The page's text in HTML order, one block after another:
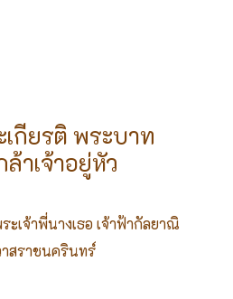
กียรติ พระบาท
ล้าเจ้าอยู่หัว
เจ้าพี่นางเธอ เจ้าฟ้ากัลยาณิ
สราชนครินทร์